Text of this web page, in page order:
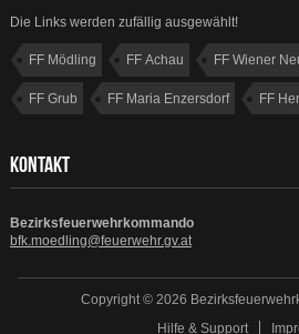
Die Links werden zufällig ausgewählt!
FF Mödling FF Achau FF Wiener
FF Grub FF Maria Enzersdorf FF
KONTAKT
Bezirksfeuerwehrkommando
bfk.moedling@feuerwehr.gv.at
Copyright © 2026
Hilfe & Support